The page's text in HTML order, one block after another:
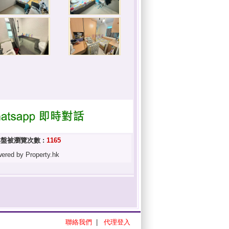
被瀏覽次數 : 1165
by Property.hk
聯絡我們
代理登入